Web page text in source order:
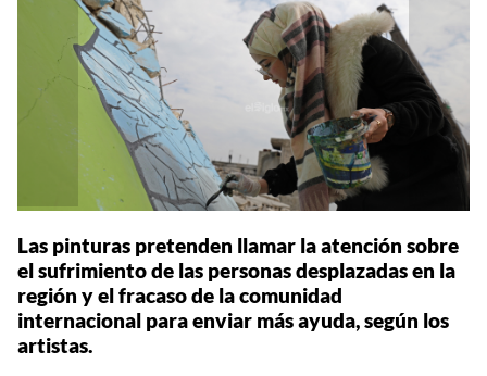
Las pinturas pretenden llamar la atención sobre
el sufrimiento de las personas desplazadas en la
región y el fracaso de la comunidad
internacional para enviar más ayuda, según los
artistas.